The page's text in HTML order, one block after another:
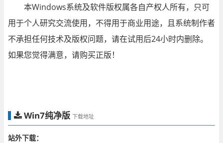
本Windows系统及软件版权属各自产权人所有，只可
用于个人研究交流使用，不得用于商业用途，且系统制作者
不承担任何技术及版权问题，请在试用后24小时内删除。
如果您觉得满意，请购买正版！
Win7纯净版 下载地址
站外下载：